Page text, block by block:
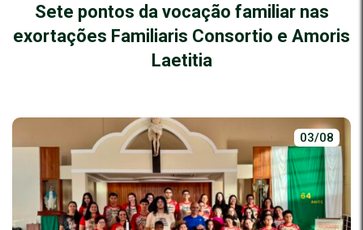
Sete pontos da vocação familiar nas
exortações Familiaris Consortio e Amoris
Laetitia
03/08